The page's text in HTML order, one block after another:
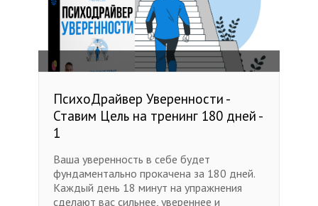
ПсихоДрайвер Уверенности -
Ставим Цель на тренинг 180 дней -
1
Ваша уверенность в себе будет
фундаментально прокачена за 180 дней.
Каждый день 18 минут на упражнения
сделают вас сильнее, увереннее и